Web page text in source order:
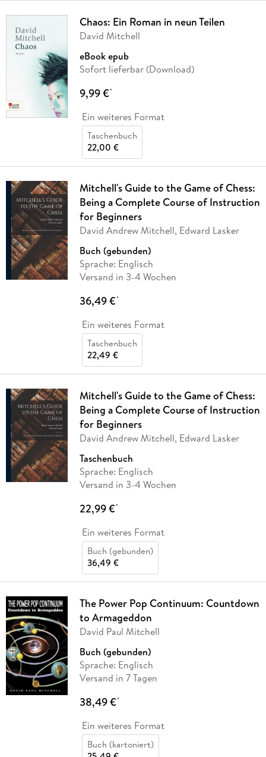
Chaos: Ein Roman in neun Teilen
David Mitchell
eBook epub
Sofort lieferbar (Download)
9,99 €*
Ein weiteres Format
Taschenbuch
22,00 €
Mitchell's Guide to the Game of Chess:
Being a Complete Course of Instruction
for Beginners
David Andrew Mitchell, Edward Lasker
Buch (gebunden)
Sprache: Englisch
Versand in 3-4 Wochen
36,49 €*
Ein weiteres Format
Taschenbuch
22,49 €
Mitchell's Guide to the Game of Chess:
Being a Complete Course of Instruction
for Beginners
David Andrew Mitchell, Edward Lasker
Taschenbuch
Sprache: Englisch
Versand in 3-4 Wochen
22,99 €*
Ein weiteres Format
Buch (gebunden)
36,49 €
The Power Pop Continuum: Countdown
to Armageddon
David Paul Mitchell
Buch (gebunden)
Sprache: Englisch
Versand in 7 Tagen
38,49 €*
Ein weiteres Format
Buch (kartoniert)